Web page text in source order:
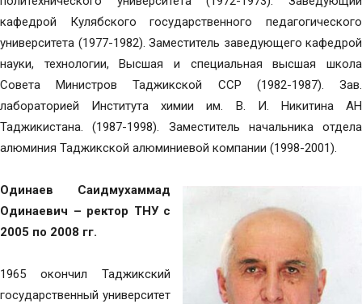
кафедрой Кулябского государственного педагогического
университета (1977-1982). Заместитель заведующего кафедрой
науки, технологии, Высшая и специальная высшая школа
Совета Министров Таджикской ССР (1982-1987). Зав.
лабораторией Института химии им. В. И. Никитина АН
Таджикистана. (1987-1998). Заместитель начальника отдела
алюминия Таджикской алюминиевой компании (1998-2001).
Одинаев Саидмухаммад
Одинаевич – ректор ТНУ с
2005 по 2008 гг.
1965 окончил Таджикский
государственный университет